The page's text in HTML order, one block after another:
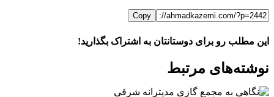
Copy
این مطلب رو برای دوستانتان به اشتراک بگذارید!
FacebookX
LinkedIn
WhatsApp
Telegram
ایمیل
نوشته‌‌های مرتبط